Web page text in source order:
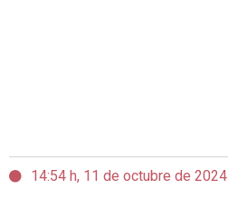
14:54 h, 11 de octubre de 2024